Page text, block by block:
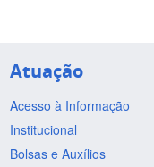
Atuação
Acesso à Informação
Institucional
Bolsas e Auxílios